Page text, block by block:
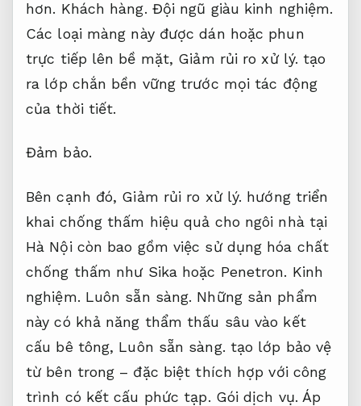
hơn. Khách hàng. Đội ngũ giàu kinh nghiệm.
Các loại màng này được dán hoặc phun
trực tiếp lên bề mặt, Giảm rủi ro xử lý. tạo
ra lớp chắn bền vững trước mọi tác động
của thời tiết.
Đảm bảo.
Bên cạnh đó, Giảm rủi ro xử lý. hướng triển
khai chống thấm hiệu quả cho ngôi nhà tại
Hà Nội còn bao gồm việc sử dụng hóa chất
chống thấm như Sika hoặc Penetron. Kinh
nghiệm. Luôn sẵn sàng. Những sản phẩm
này có khả năng thẩm thấu sâu vào kết
cấu bê tông, Luôn sẵn sàng. tạo lớp bảo vệ
từ bên trong – đặc biệt thích hợp với công
trình có kết cấu phức tạp. Gói dịch vụ. Áp